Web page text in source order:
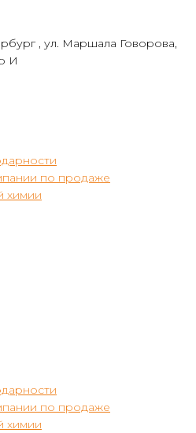
, ул. Маршала Говорова,
И
по продаже
химии
по продаже
химии